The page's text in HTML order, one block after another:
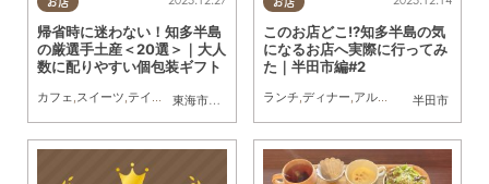
東海市
, 大府市 知多市,東浦町,阿久比町,半田市,常滑市
帰省時に迷わない！知多半島
の厳選手土産＜20選＞｜大人
数に配りやすい個包装ギフト
カフェ,スイーツ,テイクアウト ,まとめ記事 半田市
このお店どこ!?知多半島の気
になるお店へ実際に行ってみ
た｜半田市編#2
ランチ,ディナー,アルコール ,ラーメン